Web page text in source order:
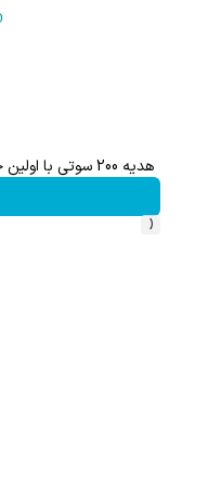
هدیه 200 سوتی با اولین خرید از گرمی،همین حالا ثبت نام کن
‹